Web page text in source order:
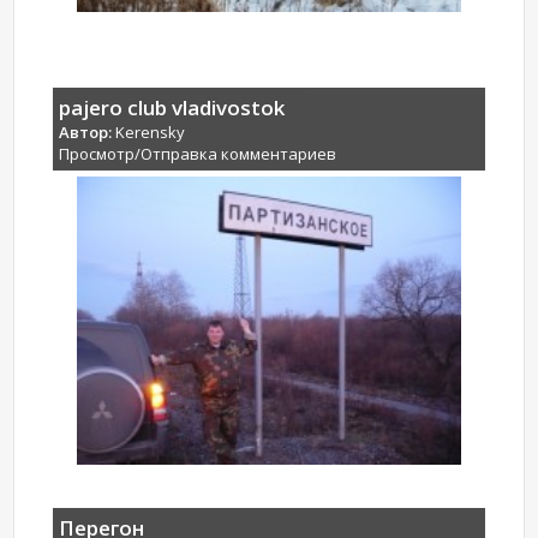
pajero club vladivostok
Автор:Kerensky
Просмотр/Отправка комментариев
Перегон